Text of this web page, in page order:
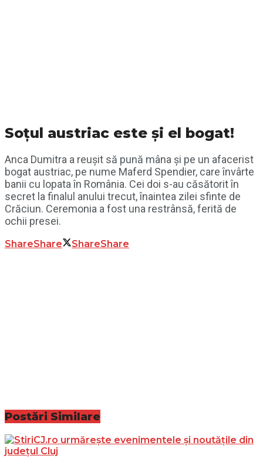
Soțul austriac este și el bogat!
Anca Dumitra a reușit să pună mâna și pe un afacerist
bogat austriac, pe nume Maferd Spendier, care învârte
banii cu lopata în România. Cei doi s-au căsătorit în
secret la finalul anului trecut, înaintea zilei sfinte de
Crăciun. Ceremonia a fost una restrânsă, ferită de
ochii presei.
ShareShare ShareShare
Postări Similare